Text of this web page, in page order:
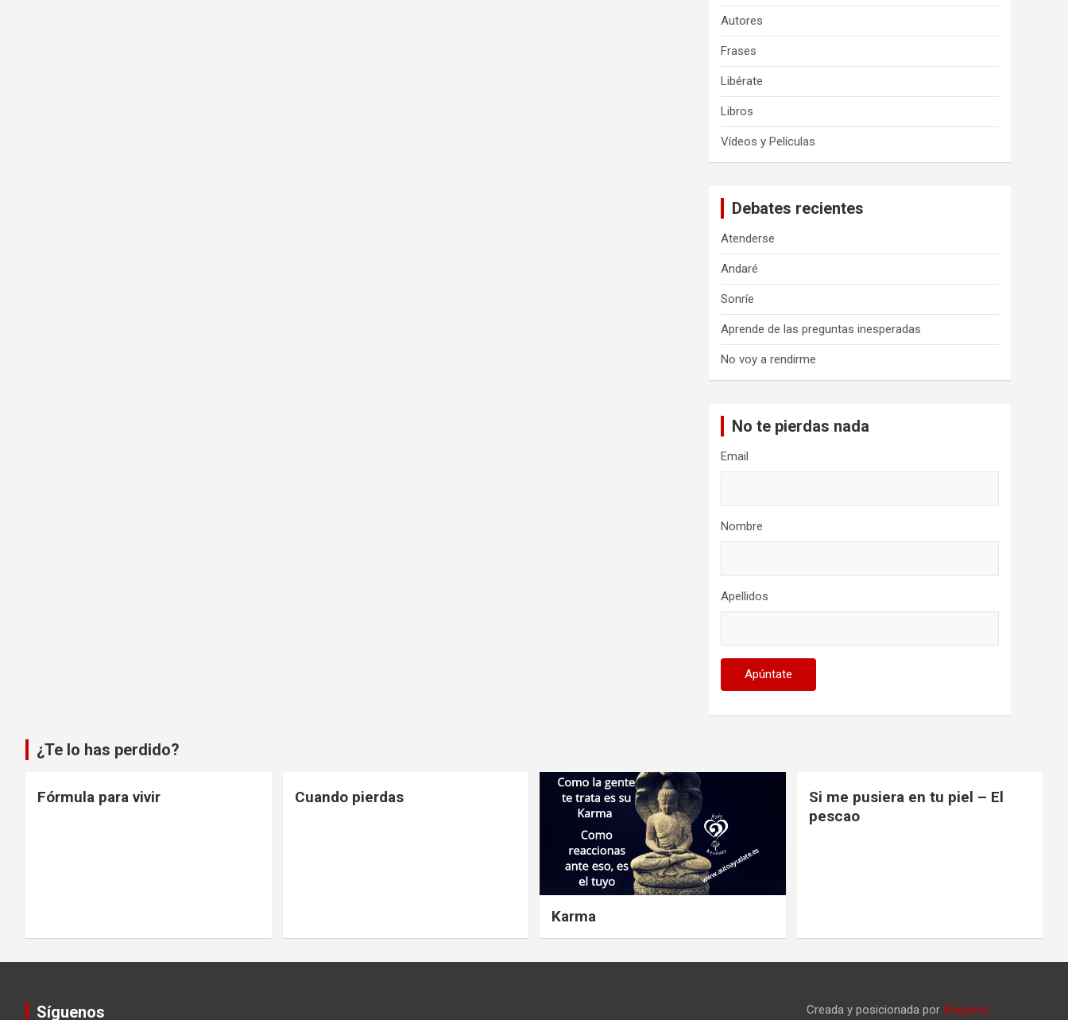
Autores
Frases
Libérate
Libros
Vídeos y Películas
Debates recientes
Atenderse
Andaré
Sonríe
Aprende de las preguntas inesperadas
No voy a rendirme
No te pierdas nada
Email
Nombre
Apellidos
¿Te lo has perdido?
Fórmula para vivir Cuando pierdas
Karma
Si me pusiera en tu piel – El
pescao
Síguenos Creada y posicionada por Rogama